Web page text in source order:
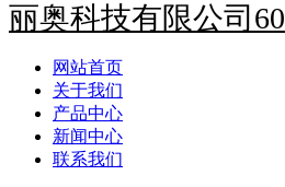
丽奥科技有限公司60
网站首页
关于我们
产品中心
新闻中心
联系我们